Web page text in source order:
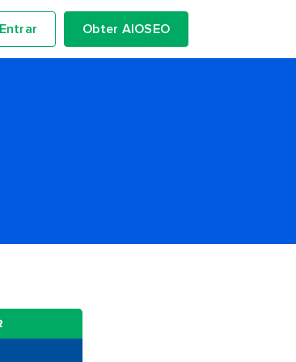
Entrar Obter AIOSEO